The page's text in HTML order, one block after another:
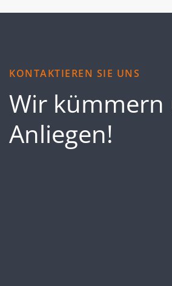
KONTAKTIEREN SIE UNS
Wir
Anliegen!